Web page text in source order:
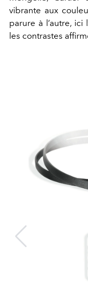
vibrante aux
parure à l’autre,
les contrastes